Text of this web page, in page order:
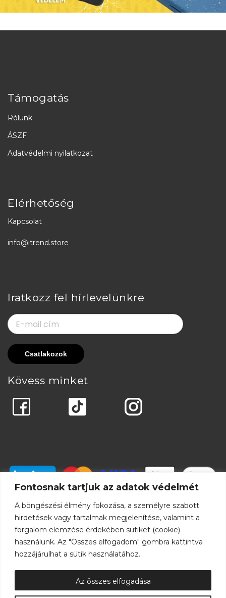
Fontosnak tartjuk az adatok védelmét
A böngészési élmény fokozása, a személyre szabott
hirdetések vagy tartalmak megjelenítése, valamint a
forgalom elemzése érdekében sütiket (cookie)
használunk. Az "Összes elfogadom" gombra kattintva
hozzájárulhat a sütik használatához.
Az összes elfogadása
Támogatás
Rólunk
ÁSZF
Adatvédelmi nyilatkozat
Elérhetőség
Kapcsolat
info@itrend.store
Iratkozz fel hírlevelünkre
Kövess minket